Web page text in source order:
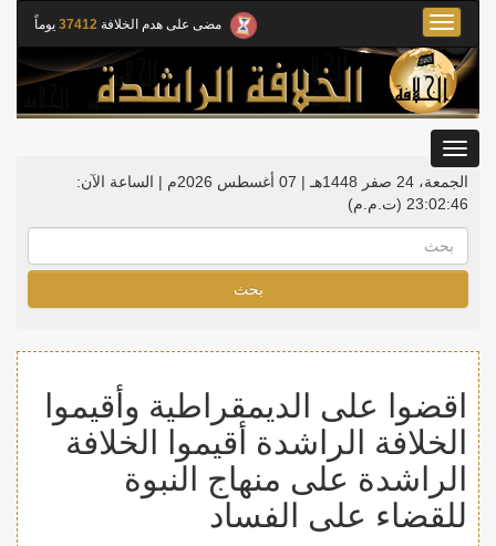
مضى على هدم الخلافة 37412 يوماً
Toggle
navigation
الجمعة، 24 صفر 1448هـ | 07 أغسطس 2026م |
الساعة الآن:
23:02:47 (ت.م.م)
بحث
اقضوا على الديمقراطية وأقيموا
الخلافة الراشدة أقيموا الخلافة
الراشدة على منهاج النبوة
للقضاء على الفساد